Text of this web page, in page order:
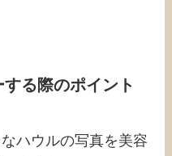
る際のポイント
ハウルの写真を美容